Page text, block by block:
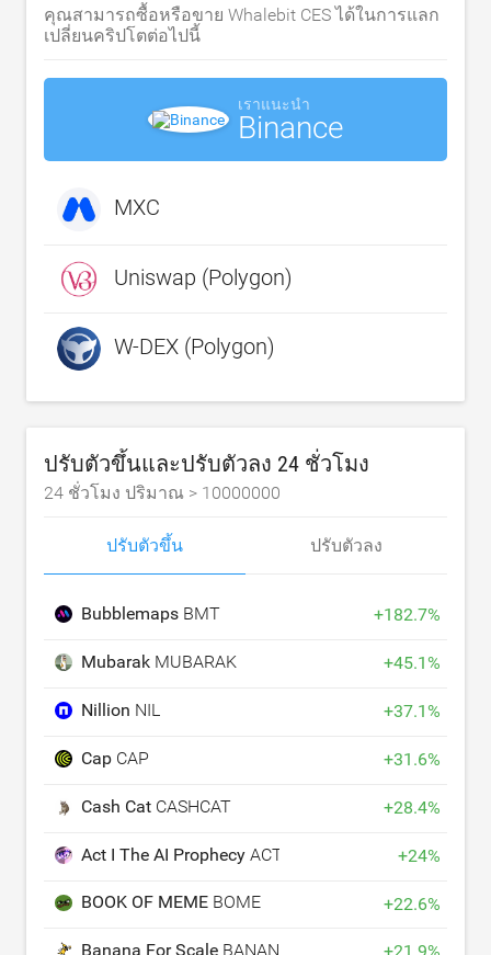
คุณสามารถซื้อหรือขาย Whalebit CES ได้ในการแลก
เปลี่ยนคริปโตต่อไปนี้
เราแนะนำ
Binance
MXC
Uniswap (Polygon)
W-DEX (Polygon)
ปรับตัวขึ้นและปรับตัวลง 24 ชั่วโมง
24 ชั่วโมง ปริมาณ > 10000000
ปรับตัวขึ้น ปรับตัวลง
Bubblemaps BMT +182.7%
Mubarak MUBARAK +45.1%
Nillion NIL +37.1%
Cap CAP +31.6%
Cash Cat CASHCAT +28.4%
Act I The AI Prophecy ACT +24%
BOOK OF MEME BOME +22.6%
Banana For Scale BANANAS31